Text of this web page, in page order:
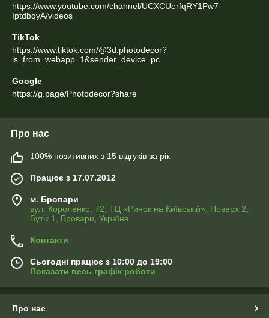
https://www.youtube.com/channel/UCXCUerfqRY1Pw7-
IptdbqyA/videos
TikTok
https://www.tiktok.com/@3d.photodecor?
is_from_webapp=1&sender_device=pc
Google
https://g.page/Photodecor?share
Про нас
100% позитивних з 15 відгуків за рік
Працює з 17.07.2012
м. Бровари
вул. Короленко, 72, ТЦ «Ринок на Київській», Поверх 2,
Бутік 1, Бровари, Україна
Контакти
Сьогодні працює з 10:00 до 19:00
Показати весь графік роботи
Про нас